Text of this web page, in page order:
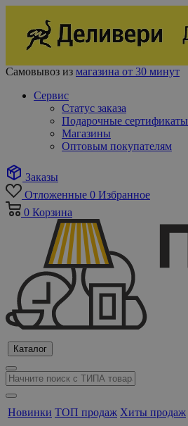
Самовывоз из магазина от 30 минут
Сервис
Статус заказа
Подарочные сертификаты
Магазины
Оптовым покупателям
Заказы
Отложенные 0 Избранное
0 Корзина
Каталог
Новинки ТОП продаж Хиты продаж